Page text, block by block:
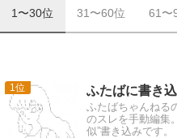
1〜30位 31〜60位 61〜
1
ふたばちゃんねる
のスレを手動編集
似”書き込みです。